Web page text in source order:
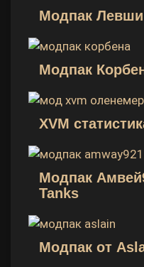
Модпак
Модпак
XVM
Модпак
Tanks
Модпак от